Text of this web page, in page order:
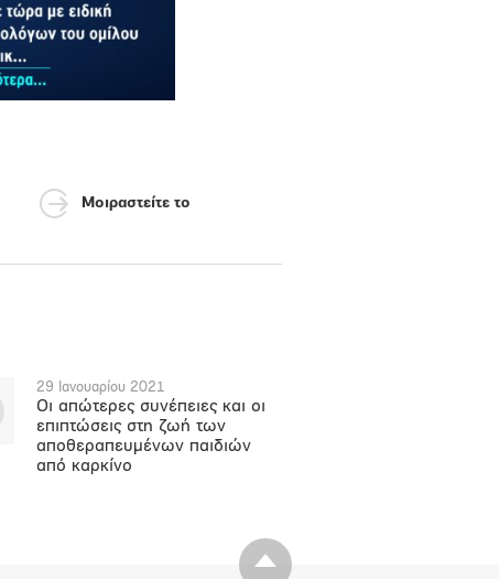
Μοιραστείτε το
29 Ιανουαρίου 2021
Οι απώτερες συνέπειες και οι
επιπτώσεις στη ζωή των
αποθεραπευμένων παιδιών
από καρκίνο